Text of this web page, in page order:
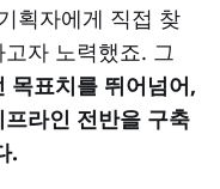
획자에게 직접 찾
자 노력했죠. 그
목표치를 뛰어넘어,
라인 전반을 구축
.